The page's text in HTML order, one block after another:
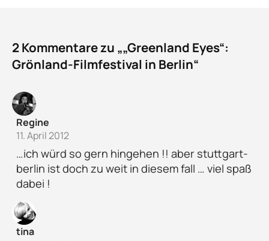
2 Kommentare zu „„Greenland Eyes“:
Grönland-Filmfestival in Berlin“
Regine
11. April 2012
…ich würd so gern hingehen !! aber stuttgart-
berlin ist doch zu weit in diesem fall … viel spaß
dabei !
tina